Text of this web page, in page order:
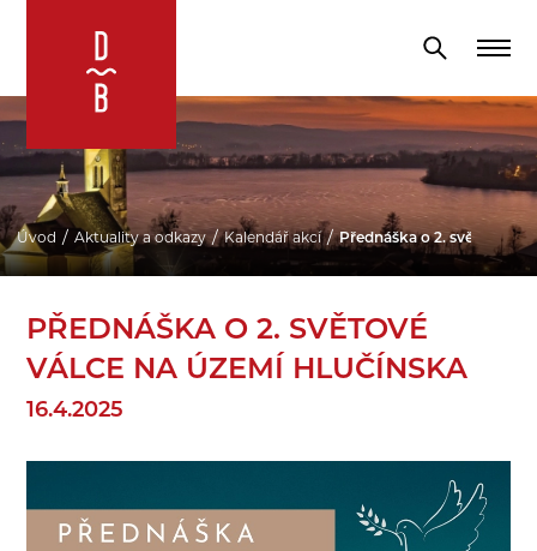
Úvod Aktuality a odkazy Kalendář akcí Přednáška o 2. světové
PŘEDNÁŠKA O 2. SVĚTOVÉ
VÁLCE NA ÚZEMÍ HLUČÍNSKA
16.4.2025